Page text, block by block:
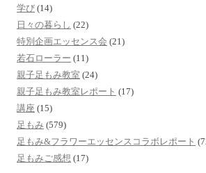
学び (14)
日々の暮らし (22)
特別企画エッセンス会 (21)
若石ローラー (11)
親子足もみ教室 (24)
親子足もみ教室レポート (17)
講座 (15)
足もみ (579)
足もみ&フラワーエッセンスコラボレポート
足もみご感想 (17)